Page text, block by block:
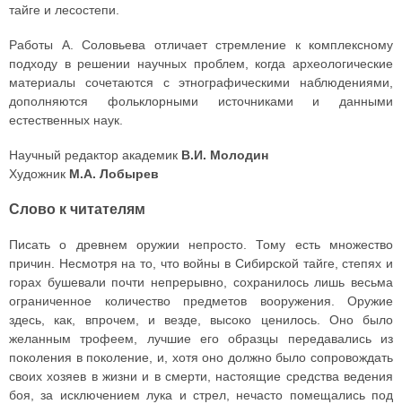
тайге и лесостепи.
Работы А. Соловьева отличает стремление к комплексному
подходу в решении научных проблем, когда археологические
материалы сочетаются с этнографическими наблюдениями,
дополняются фольклорными источниками и данными
естественных наук.
Научный редактор академик В.И. Молодин
Художник М.А. Лобырев
Слово к читателям
Писать о древнем оружии непросто. Тому есть множество
причин. Несмотря на то, что войны в Сибирской тайге, степях и
горах бушевали почти непрерывно, сохранилось лишь весьма
ограниченное количество предметов вооружения. Оружие
здесь, как, впрочем, и везде, высоко ценилось. Оно было
желанным трофеем, лучшие его образцы передавались из
поколения в поколение, и, хотя оно должно было сопровождать
своих хозяев в жизни и в смерти, настоящие средства ведения
боя, за исключением лука и стрел, нечасто помещались под